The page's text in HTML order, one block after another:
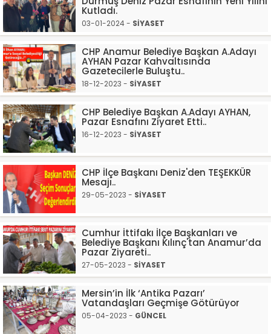
Kutladı.
03-01-2024 - SİYASET
CHP Anamur Belediye Başkan A.Adayı
AYHAN Pazar Kahvaltısında
Gazetecilerle Buluştu..
18-12-2023 - SİYASET
CHP Belediye Başkan A.Adayı AYHAN,
Pazar Esnafını Ziyaret Etti..
16-12-2023 - SİYASET
CHP İlçe Başkanı Deniz'den TEŞEKKÜR
Mesajı..
29-05-2023 - SİYASET
Cumhur İttifakı İlçe Başkanları ve
Belediye Başkanı Kılınç'tan Anamur’da
Pazar Ziyareti..
27-05-2023 - SİYASET
Mersin’in İlk ‘Antika Pazarı’
Vatandaşları Geçmişe Götürüyor
05-04-2023 - GÜNCEL